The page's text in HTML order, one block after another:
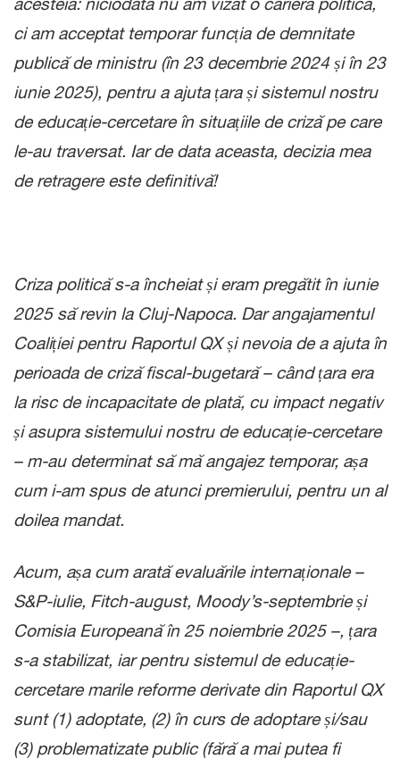
ci am acceptat temporar funcția de demnitate
publică de ministru (în 23 decembrie 2024 și în 23
iunie 2025), pentru a ajuta țara și sistemul nostru
de educație-cercetare în situațiile de criză pe care
le-au traversat. Iar de data aceasta, decizia mea
de retragere este definitivă!
Criza politică s-a încheiat și eram pregătit în iunie
2025 să revin la Cluj-Napoca. Dar angajamentul
Coaliției pentru Raportul QX și nevoia de a ajuta în
perioada de criză fiscal-bugetară – când țara era
la risc de incapacitate de plată, cu impact negativ
și asupra sistemului nostru de educație-cercetare
– m-au determinat să mă angajez temporar, așa
cum i-am spus de atunci premierului, pentru un al
doilea mandat.
Acum, așa cum arată evaluările internaționale –
S&P-iulie, Fitch-august, Moody’s-septembrie și
Comisia Europeană în 25 noiembrie 2025 –, țara
s-a stabilizat, iar pentru sistemul de educație-
cercetare marile reforme derivate din Raportul QX
sunt (1) adoptate, (2) în curs de adoptare și/sau
(3) problematizate public (fără a mai putea fi